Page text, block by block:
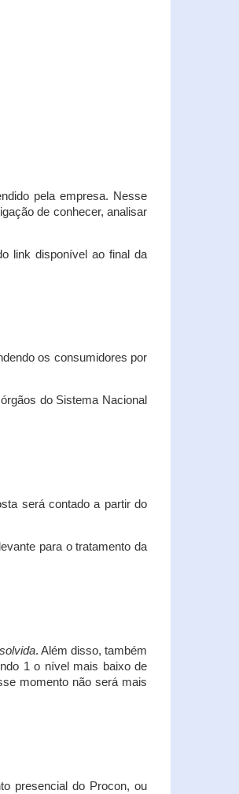
pela empresa. Nesse
de conhecer, analisar
link disponível ao final da
os consumidores por
do Sistema Nacional
será contado a partir do
para o tratamento da
. Além disso, também
1 o nível mais baixo de
momento não será mais
presencial do Procon, ou